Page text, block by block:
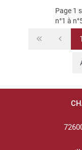
Page 1
n°1 à
1